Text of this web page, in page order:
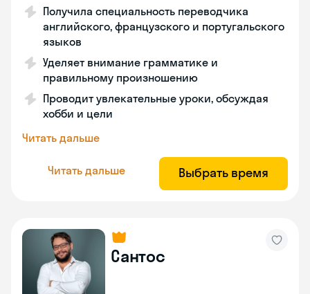
Получила специальность переводчика
английского, французского и португальского
языков
Уделяет внимание грамматике и
правильному произношению
Проводит увлекательные уроки, обсуждая
хобби и цели
Читать дальше
Читать дальше Выбрать время
Сантос